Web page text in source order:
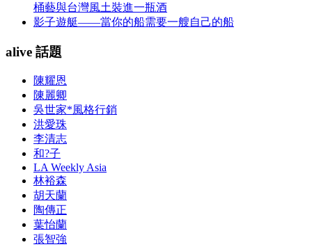
桶藝與台灣風土裝進一瓶酒
影子遊艇——當你的船需要一艘自己的船
alive 話題
陳耀恩
陳麗卿
吳世家*風格行銷
洪愛珠
李清志
和?子
LA Weekly Asia
林裕森
胡天蘭
陶傳正
葉怡蘭
張智強